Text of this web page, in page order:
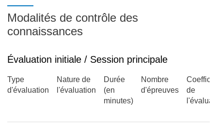
Modalités de contrôle des
connaissances
Évaluation initiale / Session principale
Type
d'évaluation
Nature de
l'évaluation
Durée
(en
minutes)
Nombre
d'épreuves
de